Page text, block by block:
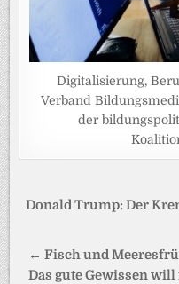
Digitalisierung,
Verband
der
Donald Trump: Der
← Fisch und
Das gute Gewissen